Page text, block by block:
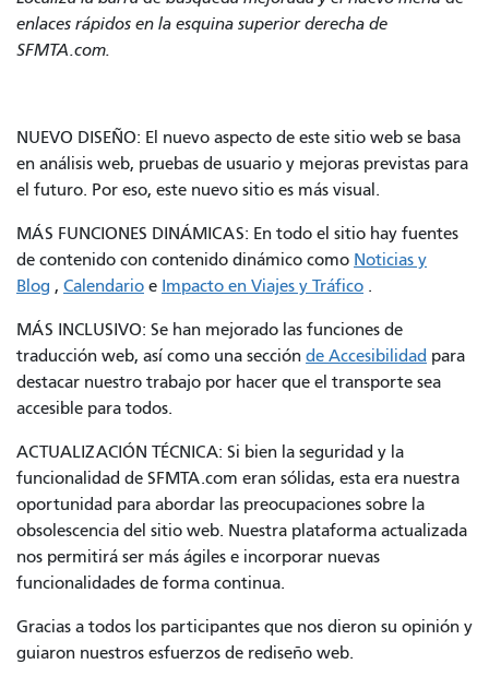
enlaces rápidos en la esquina superior derecha de
SFMTA.com.
NUEVO DISEÑO: El nuevo aspecto de este sitio web se basa
en análisis web, pruebas de usuario y mejoras previstas para
el futuro. Por eso, este nuevo sitio es más visual.
MÁS FUNCIONES DINÁMICAS: En todo el sitio hay fuentes
de contenido con contenido dinámico como Noticias y
Blog , Calendario e Impacto en Viajes y Tráfico .
MÁS INCLUSIVO: Se han mejorado las funciones de
traducción web, así como una sección de Accesibilidad para
destacar nuestro trabajo por hacer que el transporte sea
accesible para todos.
ACTUALIZACIÓN TÉCNICA: Si bien la seguridad y la
funcionalidad de SFMTA.com eran sólidas, esta era nuestra
oportunidad para abordar las preocupaciones sobre la
obsolescencia del sitio web. Nuestra plataforma actualizada
nos permitirá ser más ágiles e incorporar nuevas
funcionalidades de forma continua.
Gracias a todos los participantes que nos dieron su opinión y
guiaron nuestros esfuerzos de rediseño web.